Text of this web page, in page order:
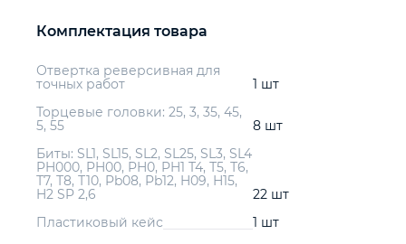
Комплектация товара
Отвертка реверсивная для
точных работ
1 шт
Торцевые головки: 25, 3, 35, 45,
5, 55
8 шт
Биты: SL1, SL15, SL2, SL25, SL3, SL4
PH000, PH00, PH0, PH1 T4, Т5, Т6,
Т7, Т8, Т10, Pb08, Pb12, H09, H15,
H2 SP 2,6
22 шт
Пластиковый кейс
1 шт